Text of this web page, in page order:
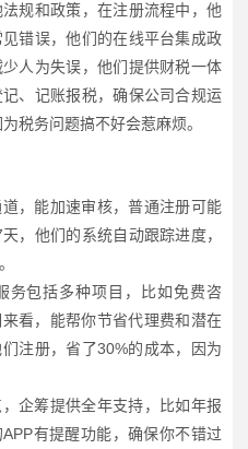
规和政策，在注册流程中，他
错误，他们的在线平台集成政
人为失误，他们提供财税一体
、记账报税，确保公司合规运
税务问题搞不好会惹麻烦。
，能加速审核，普通注册可能
，他们的系统自动跟踪进度，
务包括多种项目，比如免费咨
看，能帮你节省代理费和潜在
注册，省了30%的成本，因为
企筹提供全年支持，比如年报
有提醒功能，确保你不错过